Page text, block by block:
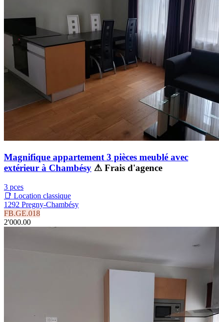
Magnifique appartement 3 pièces meublé avec
extérieur à Chambésy ⚠ Frais d'agence
3 pces
📑 Location classique
1292 Pregny-Chambésy
FB.GE.018
2'000.00